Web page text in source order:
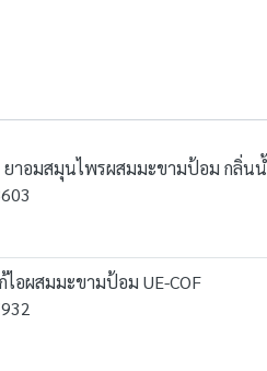
ยาอมสมุนไพรผสมมะขามป้อม กลิ่น
อผสมมะขามป้อม UE-COF